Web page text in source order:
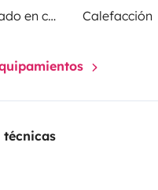
Aire acondicionado en cabina
Calefacción
técnicas